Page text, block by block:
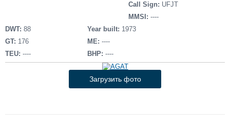
Пульс
Новости
Компании
Репутация
Торговая площадка
Доска объявлений
Продажа флота
Оборудование
Изделия
Материалы
Услуги
Call Sign: UFJT
MMSI: ----
DWT: 88
GT: 176
TEU: ----
Year built: 1973
ME: ----
BHP: ----
Загрузить фото